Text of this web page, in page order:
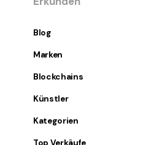
Blog
Marken
Blockchains
Künstler
Kategorien
Top Verkäufe